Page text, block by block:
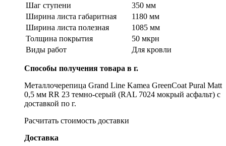
Шаг ступени
350 мм
Ширина листа габаритная
1180 мм
Ширина листа полезная
1085 мм
Толщина покрытия
50 мкрн
Виды работ
Для кровли
Способы получения товара в г.
Металлочерепица Grand Line Kamea GreenCoat Pural Matt
0,5 мм RR 23 темно-серый (RAL 7024 мокрый асфальт) с
доставкой по г.
Расчитать стоимость доставки
Доставка